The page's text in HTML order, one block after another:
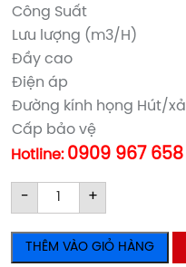
Công Suất
Lưu lượng (m3/H)
Đầy cao
Điện áp
Đường kính họng Hút/xả
Cấp bảo vệ
Hotline: 0909 967 658
Máy
bơm
nước
-
Máy
bơm
nước
+
THÊM VÀO GIỎ HÀNG